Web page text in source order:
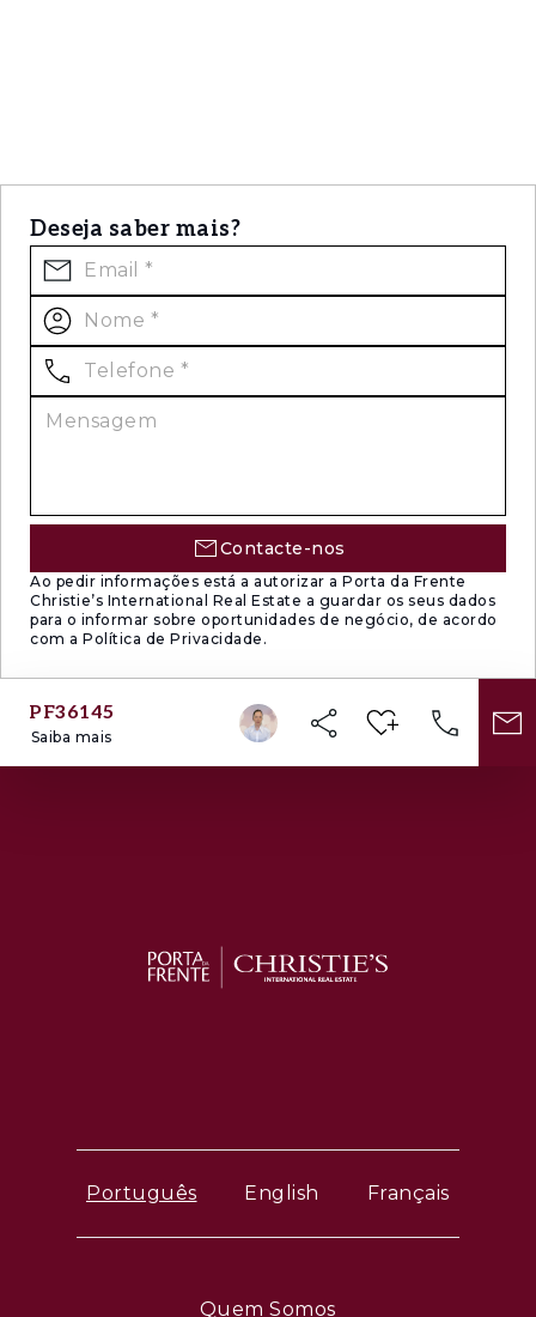
Deseja saber mais?
Contacte-nos
Ao pedir informações está a autorizar a Porta da Frente
Christie’s International Real Estate a guardar os seus dados
para o informar sobre oportunidades de negócio, de acordo
com a Política de Privacidade.
PF36145
Saiba mais
Português English Français
Quem Somos